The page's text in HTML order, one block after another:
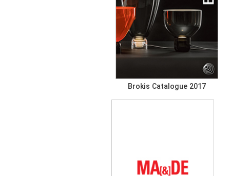
Brokis Catalogue 2017